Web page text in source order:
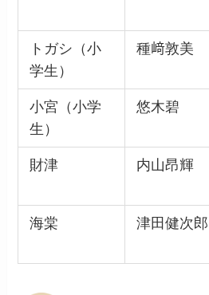
トガシ（小
学生）
種﨑敦美
小宮（小学
生）
悠木碧
財津 内山昂輝
海棠 津田健次郎